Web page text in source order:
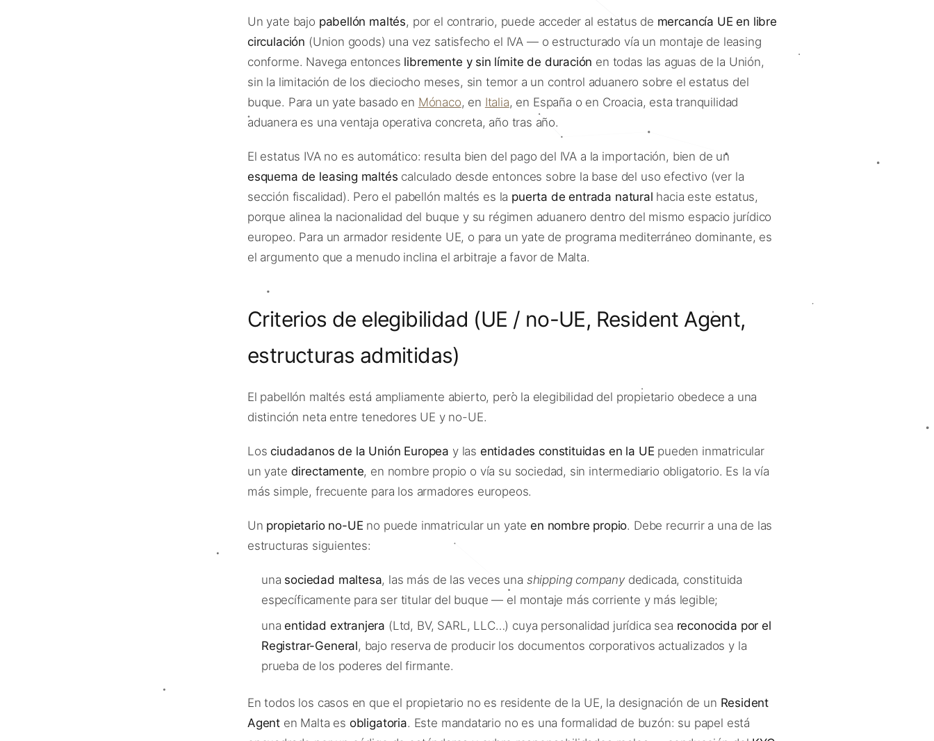
Un yate bajo pabellón maltés, por el contrario, puede acceder al estatus de mercancía UE en libre
circulación (Union goods) una vez satisfecho el IVA — o estructurado vía un montaje de leasing
conforme. Navega entonces libremente y sin límite de duración en todas las aguas de la Unión,
sin la limitación de los dieciocho meses, sin temor a un control aduanero sobre el estatus del
buque. Para un yate basado en Mónaco, en Italia, en España o en Croacia, esta tranquilidad
aduanera es una ventaja operativa concreta, año tras año.
El estatus IVA no es automático: resulta bien del pago del IVA a la importación, bien de un
esquema de leasing maltés calculado desde entonces sobre la base del uso efectivo (ver la
sección fiscalidad). Pero el pabellón maltés es la puerta de entrada natural hacia este estatus,
porque alinea la nacionalidad del buque y su régimen aduanero dentro del mismo espacio jurídico
europeo. Para un armador residente UE, o para un yate de programa mediterráneo dominante, es
el argumento que a menudo inclina el arbitraje a favor de Malta.
Criterios de elegibilidad (UE / no-UE, Resident Agent,
estructuras admitidas)
El pabellón maltés está ampliamente abierto, pero la elegibilidad del propietario obedece a una
distinción neta entre tenedores UE y no-UE.
Losciudadanos de la Unión Europea y las entidades constituidas en la UE pueden inmatricular
un yate directamente, en nombre propio o vía su sociedad, sin intermediario obligatorio. Es la vía
más simple, frecuente para los armadores europeos.
Un propietario no-UE no puede inmatricular un yateen nombre propio. Debe recurrir a una de las
estructuras siguientes:
una sociedad maltesa, las más de las veces una shipping companydedicada, constituida
específicamente para ser titular del buque — el montaje más corriente y más legible;
unaentidad extranjera (Ltd, BV, SARL, LLC…) cuya personalidad jurídica sea reconocida por el
Registrar-General, bajo reserva de producir los documentos corporativos actualizados y la
prueba de los poderes del firmante.
En todos los casos en que el propietario no es residente de la UE, la designación de un Resident
Agent en Malta es obligatoria. Este mandatario no es una formalidad de buzón: su papel está